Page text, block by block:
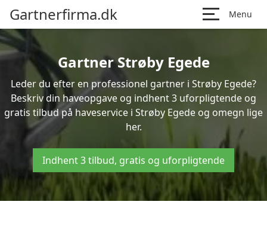
Gartnerfirma.dk Menu
Gartner Strøby Egede
Leder du efter en professionel gartner i Strøby Egede?
Beskriv din haveopgave og indhent 3 uforpligtende og
gratis tilbud på haveservice i Strøby Egede og omegn lige
her.
Indhent 3 tilbud, gratis og uforpligtende